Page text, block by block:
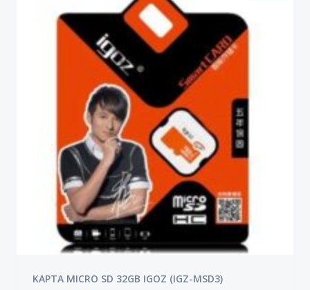
ΚΑΡΤΑ MICRO SD 32GB IGOZ (IGZ-MSD3)